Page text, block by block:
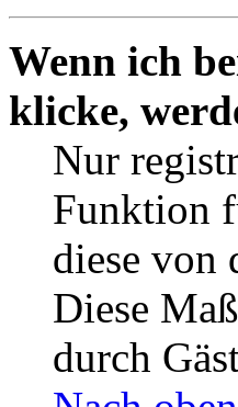
Wenn ich
klicke,
Nur
Funktion
diese von
Diese
durch